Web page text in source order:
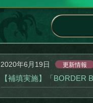
2020年6月19日 更新情報
【補填実施】「BORDER